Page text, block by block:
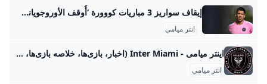
إيقاف سواريز 3 مباريات كووورة ‘أُوقف الأوروجوياني لويس سواريز مهاجم إنتر ميامي، 3 مباريات من قبل رابطة الدوري الأمريكي لكرة القدم “أم أل أس”، إثر بصقه على أحد مسؤولي نادي سياتل ساوندرز خلال مواجهتهما في نهائي كأس الرابطتين الأميركية-المكسيكية.’ AFP08 سبتمبر 202515:56
انتر ميامي
اینتر میامی - Inter Miami (اخبار، بازی‌ها، خلاصه بازی‌ها، برترین بازیکنان، نقل و انتقالات و حواشی) ورزش سه اینتر میامی شامل اخبار،بازی‌ها و نتیجه بازی‌های اینتر میامی به همراه برنامه بازی‌ها،بازی بعدی اینتر میامی ،ویدیوها و بازیکنان تیم اینتر میامی مشاهده همهمشاهده همه
انتر ميامي